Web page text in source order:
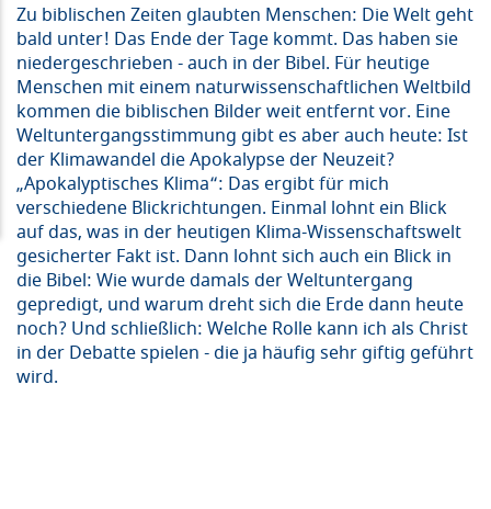
Zu biblischen Zeiten glaubten Menschen: Die Welt geht
bald unter! Das Ende der Tage kommt. Das haben sie
niedergeschrieben - auch in der Bibel. Für heutige
Menschen mit einem naturwissenschaftlichen Weltbild
kommen die biblischen Bilder weit entfernt vor. Eine
Weltuntergangsstimmung gibt es aber auch heute: Ist
der Klimawandel die Apokalypse der Neuzeit?
„Apokalyptisches Klima“: Das ergibt für mich
verschiedene Blickrichtungen. Einmal lohnt ein Blick
auf das, was in der heutigen Klima-Wissenschaftswelt
gesicherter Fakt ist. Dann lohnt sich auch ein Blick in
die Bibel: Wie wurde damals der Weltuntergang
gepredigt, und warum dreht sich die Erde dann heute
noch? Und schließlich: Welche Rolle kann ich als Christ
in der Debatte spielen - die ja häufig sehr giftig geführt
wird.